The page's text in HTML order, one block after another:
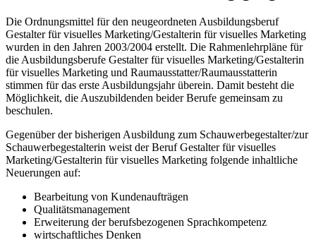
Die Ordnungsmittel für den neugeordneten Ausbildungsberuf
Gestalter für visuelles Marketing/Gestalterin für visuelles Marketing
wurden in den Jahren 2003/2004 erstellt. Die Rahmenlehrpläne für
die Ausbildungsberufe Gestalter für visuelles Marketing/Gestalterin
für visuelles Marketing und Raumausstatter/Raumausstatterin
stimmen für das erste Ausbildungsjahr überein. Damit besteht die
Möglichkeit, die Auszubildenden beider Berufe gemeinsam zu
beschulen.
Gegenüber der bisherigen Ausbildung zum Schauwerbegestalter/zur
Schauwerbegestalterin weist der Beruf Gestalter für visuelles
Marketing/Gestalterin für visuelles Marketing folgende inhaltliche
Neuerungen auf:
Bearbeitung von Kundenaufträgen
Qualitätsmanagement
Erweiterung der berufsbezogenen Sprachkompetenz
wirtschaftliches Denken